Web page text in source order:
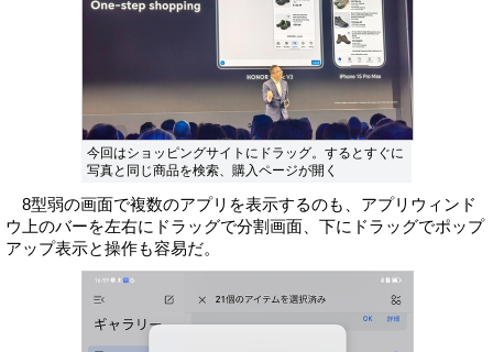
今回はショッピングサイトにドラッグ。するとすぐに
写真と同じ商品を検索、購入ページが開く
8型弱の画面で複数のアプリを表示するのも、アプリウィンド
ウ上のバーを左右にドラッグで分割画面、下にドラッグでポップ
アップ表示と操作も容易だ。